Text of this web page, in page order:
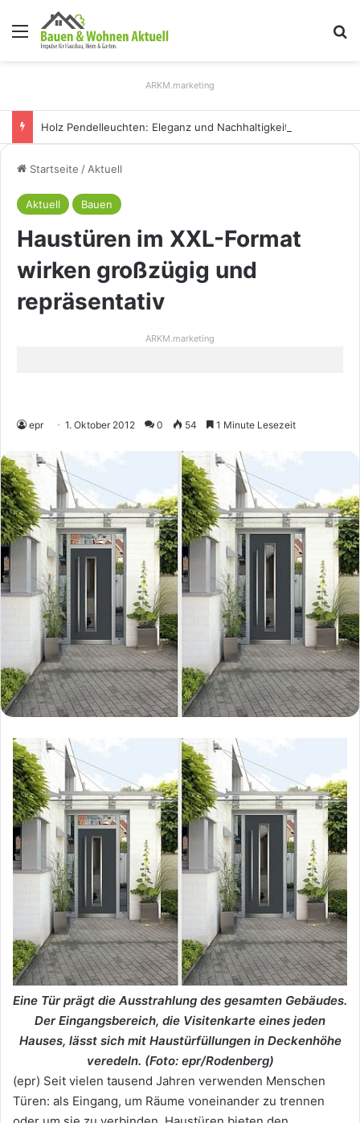
Menü
ARKM.marketing
Startseite / Aktuell
Aktuell Bauen
Haustüren im XXL-Format
wirken großzügig und
repräsentativ
ARKM.marketing
epr 1. Oktober 2012 0 54 1 Minute Lesezeit
Eine Tür prägt die Ausstrahlung des gesamten Gebäudes.
Der Eingangsbereich, die Visitenkarte eines jeden
Hauses, lässt sich mit Haustürfüllungen in Deckenhöhe
veredeln. (Foto: epr/Rodenberg)
(epr) Seit vielen tausend Jahren verwenden Menschen
Türen: als Eingang, um Räume voneinander zu trennen